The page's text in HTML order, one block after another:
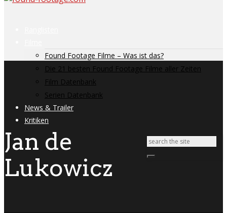
Found Footage Filme – Was ist das?
Die 21 besten Found Footage Filme aller Zeiten
Film Datenbank
Serien Datenbank
News & Trailer
Kritiken
Jan de
Lukowicz